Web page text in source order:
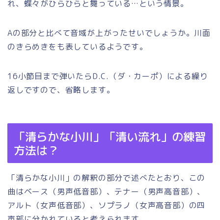
れ、蝶々がひらひらと舞っている…という情景。
Aの部分と比べて音域が上がったせいでしょうか。川面
のきらめきをも表しているようです。
16小節目まで弾いたらD.C.（ダ・カーポ）による繰り
返しですので、省略します。
「清らかな小川」「清い流れ」の練習
方法は？
「清らかな小川」の解釈の部分で述べたとおり、この
曲はベース（男声低音部）、テナー（男声高音部）、
アルト（女声低音部）、ソプラノ（女声高音部）の四